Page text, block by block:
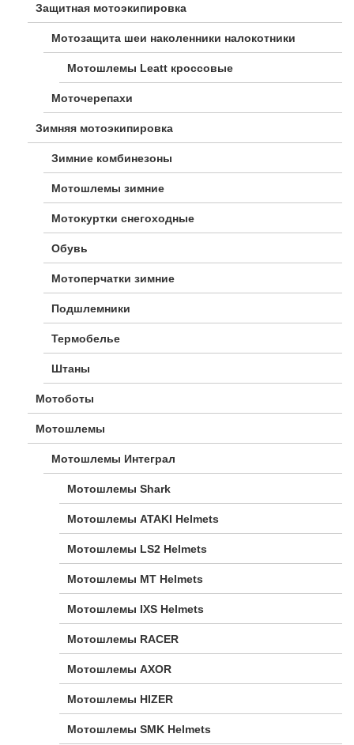
Защитная мотоэкипировка
Мотозащита шеи наколенники налокотники
Мотошлемы Leatt кроссовые
Моточерепахи
Зимняя мотоэкипировка
Зимние комбинезоны
Мотошлемы зимние
Мотокуртки снегоходные
Обувь
Мотоперчатки зимние
Подшлемники
Термобелье
Штаны
Мотоботы
Мотошлемы
Мотошлемы Интеграл
Мотошлемы Shark
Мотошлемы ATAKI Helmets
Мотошлемы LS2 Helmets
Мотошлемы MT Helmets
Мотошлемы IXS Helmets
Мотошлемы RACER
Мотошлемы AXOR
Мотошлемы HIZER
Мотошлемы SMK Helmets